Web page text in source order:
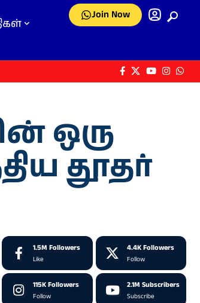
Join Now
ஒரு
தூதர்
1.5M Followers
Like
4.4K Followers
Follow
115K Followers
Follow
2.1M Subscribers
Subscribe